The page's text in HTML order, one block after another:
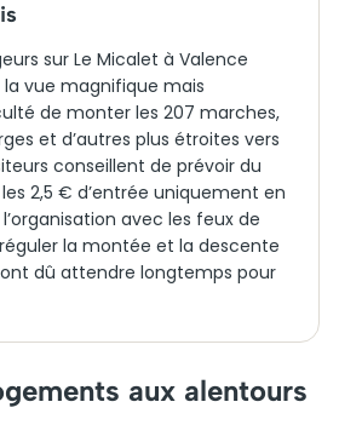
sur Le Micalet à Valence
vue magnifique mais
de monter les 207 marches,
et d’autres plus étroites vers
conseillent de prévoir du
2,5 € d’entrée uniquement en
avec les feux de
la montée et la descente
dû attendre longtemps pour
aux alentours